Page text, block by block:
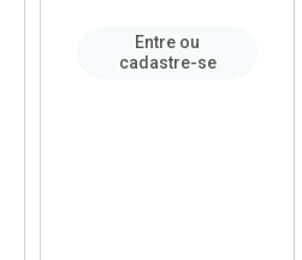
Entre ou
cadastre-se